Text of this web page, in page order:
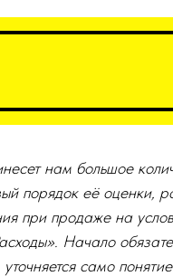
нам большое
порядок её оценки,
при продаже на
Начало
само